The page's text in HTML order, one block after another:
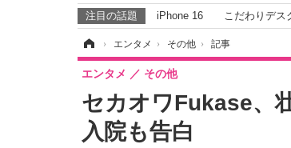
注目の話題 iPhone 16 こだわりデス
› エンタメ › その他 › 記事
セカオワFukase、
入院も告白
エンタメ その他